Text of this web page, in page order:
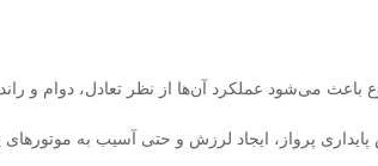
می‌شود عملکرد آن‌ها از نظر تعادل، دوام و
پرواز، ایجاد لرزش و حتی آسیب به موتورهای